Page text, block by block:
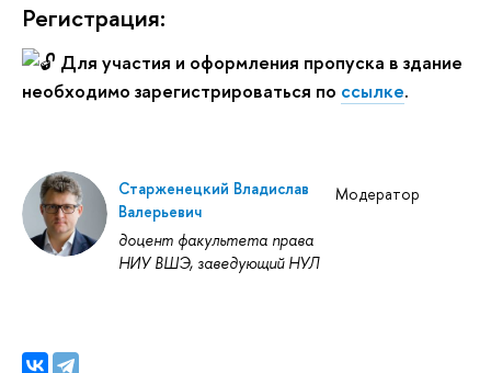
Регистрация:
Для участия и оформления пропуска в здание
необходимо зарегистрироваться по ссылке.
Старженецкий Владислав
Валерьевич
доцент факультета права
НИУ ВШЭ, заведующий НУЛ
Модератор